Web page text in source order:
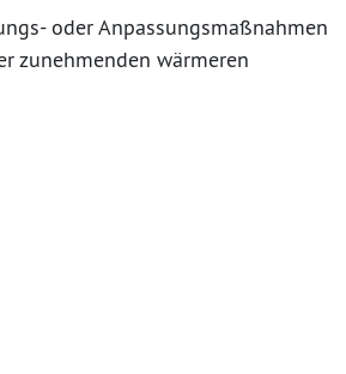
oder Anpassungsmaßnahmen
zunehmenden wärmeren